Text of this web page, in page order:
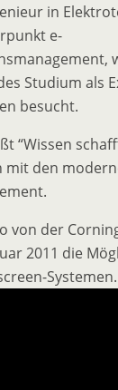
in
e-
Studium als
besucht.
“Wissen
mit den
von der
2011 die
Systemen.